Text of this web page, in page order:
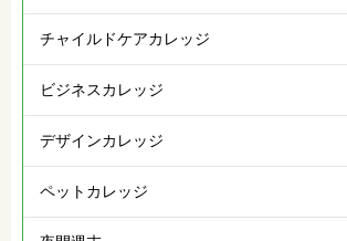
チャイルドケアカレッジ
ビジネスカレッジ
デザインカレッジ
ペットカレッジ